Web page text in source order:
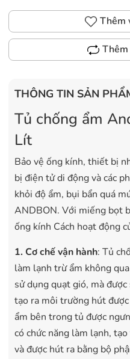
Thêm
Thêm
THÔNG TIN SẢN
Tủ chống ẩm
Lít
Bảo vệ ống kính, thiết bị
bị điện tử di động và các
khỏi độ ẩm, bụi bẩn quá
ANDBON. Với miếng bọt
ống kính Cách hoạt động
1. Cơ chế vận hành: Tủ
làm lạnh trừ ẩm không
sử dụng quạt gió, mà
tạo ra môi trường hút
ẩm bên trong tủ được
có chức năng làm lạnh,
và được hút ra bằng bộ